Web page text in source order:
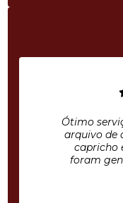
Ótimo
arquivo de
capricho
foram